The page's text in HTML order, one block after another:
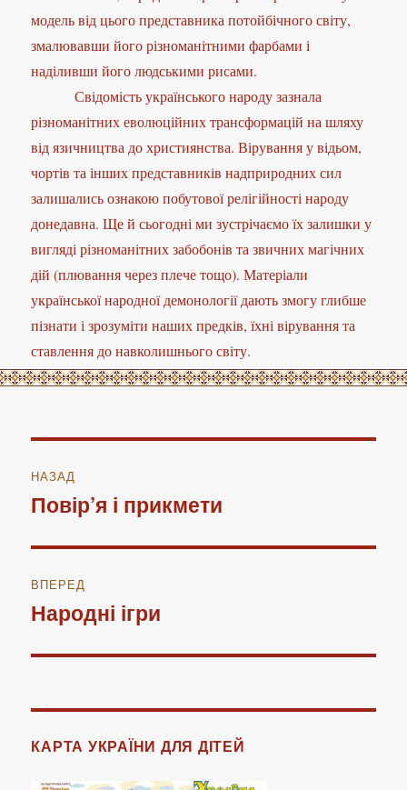
модель від цього представника потойбічного світу,
змалювавши його різноманітними фарбами і
наділивши його людськими рисами.
Свідомість українського народу зазнала
різноманітних еволюційних трансформацій на шляху
від язичництва до християнства. Вірування у відьом,
чортів та інших представників надприродних сил
залишались ознакою побутової релігійності народу
донедавна. Ще й сьогодні ми зустрічаємо їх залишки у
вигляді різноманітних забобонів та звичних магічних
дій (плювання через плече тощо). Матеріали
української народної демонології дають змогу глибше
пізнати і зрозуміти наших предків, їхні вірування та
ставлення до навколишнього світу.
записів
НАЗАД
Попередній
Повір’я і прикмети
ВПЕРЕД
Наступний
Народні ігри
КАРТА УКРАЇНИ ДЛЯ ДІТЕЙ